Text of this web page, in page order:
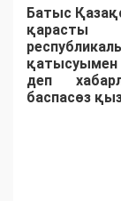
Батыс
қарасты
деп
баспасөз